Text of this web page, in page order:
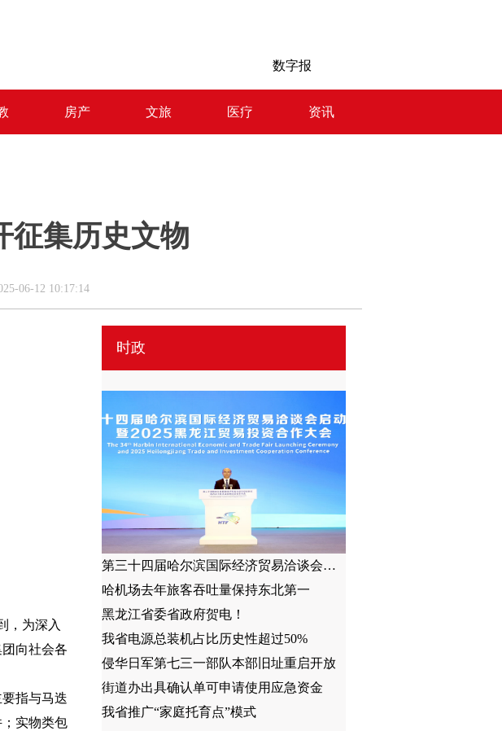
数字报
房产 文旅 医疗 资讯
征集历史文物
06-12 10:17:14
，为深入
向社会各
指与马迭
实物类包
时政
第三十四届哈尔滨国际经济贸易洽谈会暨2025黑龙江贸易投资合作大会举行
哈机场去年旅客吞吐量保持东北第一
黑龙江省委省政府贺电！
我省电源总装机占比历史性超过50%
侵华日军第七三一部队本部旧址重启开放
街道办出具确认单可申请使用应急资金
我省推广“家庭托育点”模式